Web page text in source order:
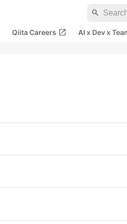
search
Qiita Careers open_in_new AI x Dev x